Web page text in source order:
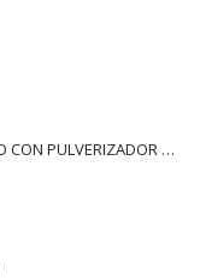
MICRODOR® AMBIENT PRO CON PULVERIZADOR (LB08)